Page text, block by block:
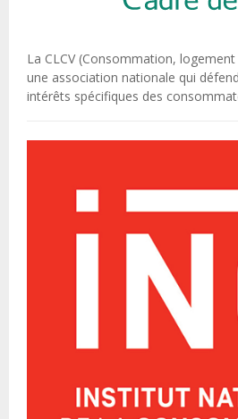
La CLCV (Consommation,
une association nationale qui
intérêts spécifiques des